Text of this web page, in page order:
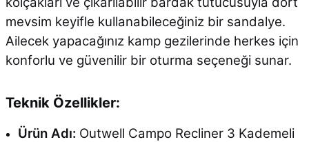
mevsim keyifle kullanabileceğiniz bir sandalye.
Ailecek yapacağınız kamp gezilerinde herkes için
konforlu ve güvenilir bir oturma seçeneği sunar.
Teknik Özellikler:
Ürün Adı: Outwell Campo Recliner 3 Kademeli